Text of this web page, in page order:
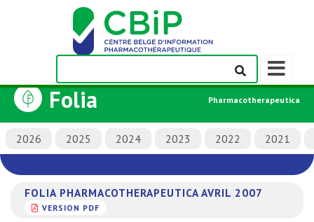
Afficher/
la
de
navigation
Folia Pharmacotherapeutica
2026 2025 2024 2023 2022 2021
FOLIA PHARMACOTHERAPEUTICA AVRIL 2007
VERSION PDF